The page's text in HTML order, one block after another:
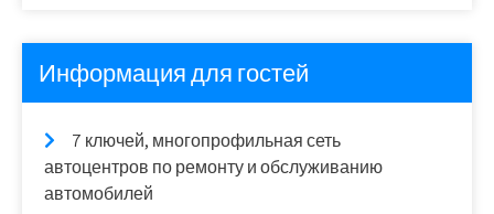
Информация для гостей
7 ключей, многопрофильная сеть
автоцентров по ремонту и обслуживанию
автомобилей